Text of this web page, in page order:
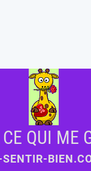
QUI ME
SENTIR-